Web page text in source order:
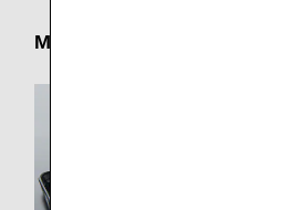
Mahlzeiten an Bord